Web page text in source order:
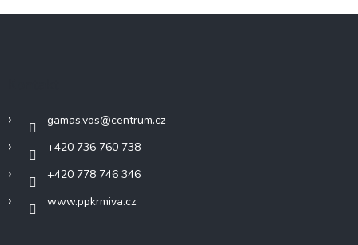
gamas.vos@centrum.cz
+420 736 760 738
+420 778 746 346
www.ppkrmiva.cz